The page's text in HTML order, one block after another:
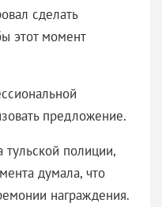
сделать
этот момент
предложение.
тульской полиции,
думала, что
награждения.